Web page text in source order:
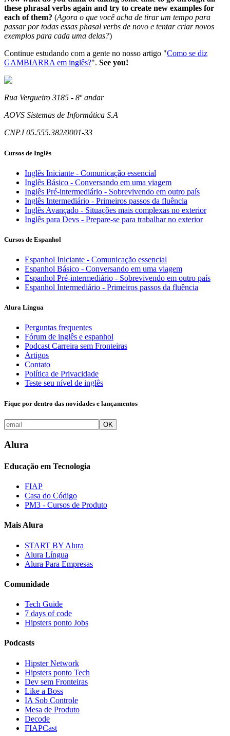
these phrasal verbs again and try to create new examples for
each of them? (Agora o que você acha de tirar um tempo para
passar por todas essas phasal verbs de novo e tentar criar novos
exemplos para cada uma delas?)
Continue estudando com a gente no nosso artigo "Como se diz
GAMBIARRA em inglês?". See you!
Rua Vergueiro 3185 - 8º andar
AOVS Sistemas de Informática S.A
CNPJ 05.555.382/0001-33
Cursos de Inglês
Inglês Iniciante - Comunicação essencial
Inglês Básico - Conversando em uma viagem
Inglês Pré-intermediário - Sobrevivendo em outro país
Inglês Intermediário - Primeiros passos da fluência
Inglês Avançado - Situações mais complexas no exterior
Inglês para Devs - Prepare-se para trabalhar no exterior
Cursos de Espanhol
Espanhol Iniciante - Comunicação essencial
Espanhol Básico - Conversando em uma viagem
Espanhol Pré-intermediário - Sobrevivendo em outro país
Espanhol Intermediário - Primeiros passos da fluência
Alura Língua
Perguntas frequentes
Fórum de inglês e espanhol
Podcast Carreira sem Fronteiras
Artigos
Contato
Política de Privacidade
Teste seu nível de inglês
Fique por dentro das novidades e lançamentos
OK
Alura
Educação em Tecnologia
FIAP
Casa do Código
PM3 - Cursos de Produto
Mais Alura
START BY Alura
Alura Língua
Alura Para Empresas
Comunidade
Tech Guide
7 days of code
Hipsters ponto Jobs
Podcasts
Hipster Network
Hipsters ponto Tech
Dev sem Fronteiras
Like a Boss
IA Sob Controle
Mesa de Produto
Decode
FIAPCast